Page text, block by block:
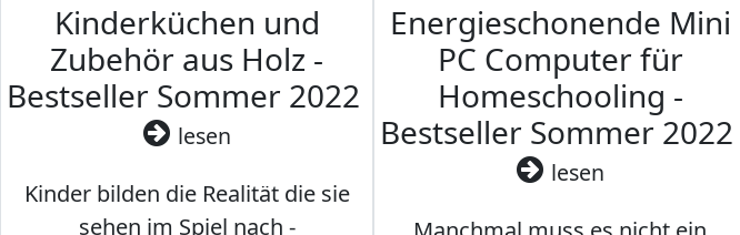
Kinderküchen und
Zubehör aus Holz -
Bestseller Sommer 2022
lesen
Kinder bilden die Realität die sie
sehen im Spiel nach -
Energieschonende Mini
PC Computer für
Homeschooling -
Bestseller Sommer 2022
lesen